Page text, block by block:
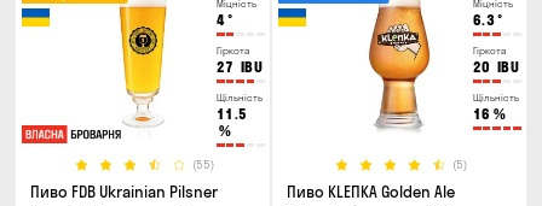
Міцність
4°
Гіркота
27 IBU
Щільність
11.5
%
(55)
Пиво FDB Ukrainian Pilsner
Міцність
6.3°
Гіркота
20 IBU
Щільність
16 %
(5)
Пиво KLEПКА Golden Ale